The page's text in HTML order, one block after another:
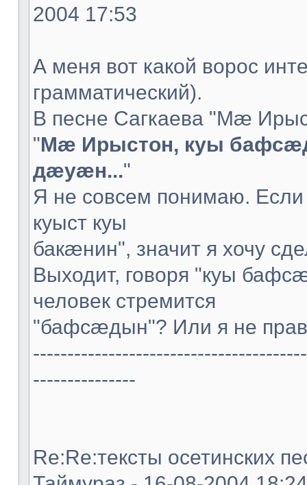
2004 17:53
А меня вот какой ворос
грамматический).
В песне Сагкаева "Мæ
"Мæ Ирыстон, куы
дæуæн..."
Я не совсем понимаю.
куыст куы
бакæнин", значит я хочу
Выходит, говоря "куы
человек стремится
"бафсæдын"? Или я не
---------------
Re:Re:тексты осетинских